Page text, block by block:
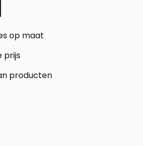
op maat
prijs
producten